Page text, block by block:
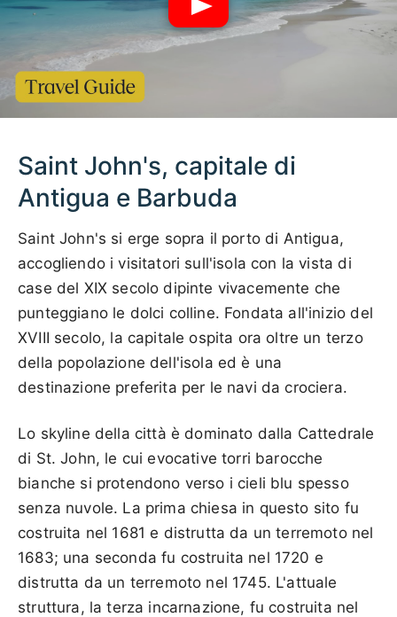
Saint John's, capitale di
Antigua e Barbuda
Saint John's si erge sopra il porto di Antigua,
accogliendo i visitatori sull'isola con la vista di
case del XIX secolo dipinte vivacemente che
punteggiano le dolci colline. Fondata all'inizio del
XVIII secolo, la capitale ospita ora oltre un terzo
della popolazione dell'isola ed è una
destinazione preferita per le navi da crociera.
Lo skyline della città è dominato dalla Cattedrale
di St. John, le cui evocative torri barocche
bianche si protendono verso i cieli blu spesso
senza nuvole. La prima chiesa in questo sito fu
costruita nel 1681 e distrutta da un terremoto nel
1683; una seconda fu costruita nel 1720 e
distrutta da un terremoto nel 1745. L'attuale
struttura, la terza incarnazione, fu costruita nel